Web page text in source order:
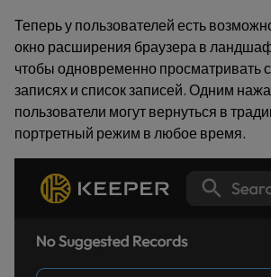
Теперь у пользователей есть
окно расширения браузера в
чтобы одновременно просматривать
записях и список записей. Одним
пользователи могут вернуться в
портретный режим в любое время.